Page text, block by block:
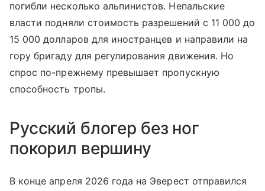
погибли несколько альпинистов. Непальские
власти подняли стоимость разрешений с 11 000 до
15 000 долларов для иностранцев и направили на
гору бригаду для регулирования движения. Но
спрос по-прежнему превышает пропускную
способность тропы.
Русский блогер без ног
покорил вершину
В конце апреля 2026 года на Эверест отправился